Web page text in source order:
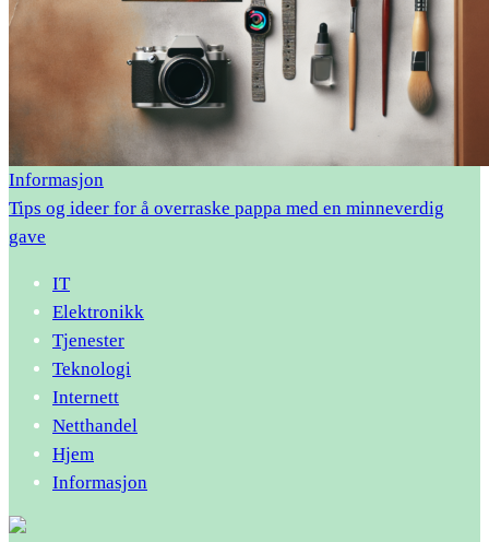
Informasjon
Tips og ideer for å overraske pappa med en minneverdig
gave
IT
Elektronikk
Tjenester
Teknologi
Internett
Netthandel
Hjem
Informasjon